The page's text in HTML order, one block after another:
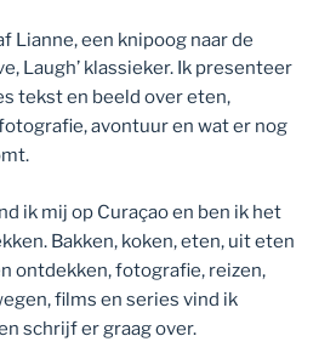
Lianne, een knipoog naar de
Laugh’ klassieker. Ik presenteer
tekst en beeld over eten,
avontuur en wat er nog
ik mij op Curaçao en ben ik het
Bakken, koken, eten, uit eten
ontdekken, fotografie, reizen,
films en series vind ik
schrijf er graag over.